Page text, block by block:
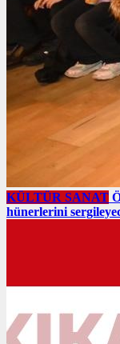
KÜLTÜR SANAT
hünerlerini